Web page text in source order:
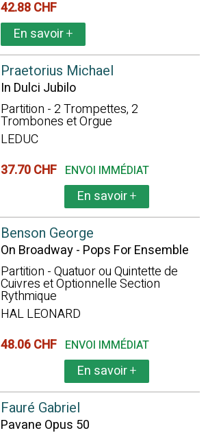
42.88 CHF
En savoir+
Praetorius Michael
In Dulci Jubilo
Partition - 2 Trompettes, 2
Trombones et Orgue
LEDUC
37.70 CHF ENVOI IMMÉDIAT
En savoir+
Benson George
On Broadway - Pops For Ensemble
Partition - Quatuor ou Quintette de
Cuivres et Optionnelle Section
Rythmique
HAL LEONARD
48.06 CHF ENVOI IMMÉDIAT
En savoir+
Fauré Gabriel
Pavane Opus 50